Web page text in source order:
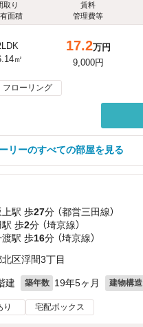
取り
面積
賃料
管理費等
㎡
17.2万円
9,000円
フローリング
リーのすべての部屋を見る
駅 歩27分 （都営三田線）
駅 歩2分 （埼京線）
駅 歩16分 （埼京線）
区浮間3丁目
建 築年数 19年5ヶ月 建物構造
り 宅配ボックス